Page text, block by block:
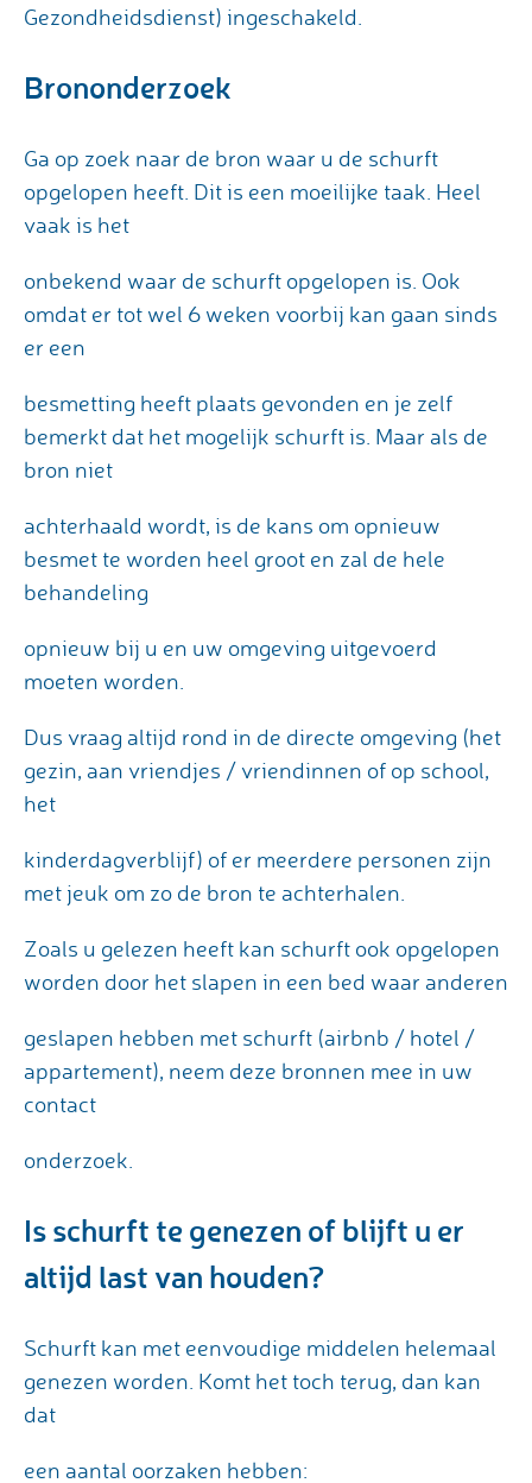
Gezondheidsdienst) ingeschakeld.
Brononderzoek
Ga op zoek naar de bron waar u de schurft
opgelopen heeft. Dit is een moeilijke taak. Heel
vaak is het
onbekend waar de schurft opgelopen is. Ook
omdat er tot wel 6 weken voorbij kan gaan sinds
er een
besmetting heeft plaats gevonden en je zelf
bemerkt dat het mogelijk schurft is. Maar als de
bron niet
achterhaald wordt, is de kans om opnieuw
besmet te worden heel groot en zal de hele
behandeling
opnieuw bij u en uw omgeving uitgevoerd
moeten worden.
Dus vraag altijd rond in de directe omgeving (het
gezin, aan vriendjes / vriendinnen of op school,
het
kinderdagverblijf) of er meerdere personen zijn
met jeuk om zo de bron te achterhalen.
Zoals u gelezen heeft kan schurft ook opgelopen
worden door het slapen in een bed waar anderen
geslapen hebben met schurft (airbnb / hotel /
appartement), neem deze bronnen mee in uw
contact
onderzoek.
Is schurft te genezen of blijft u er
altijd last van houden?
Schurft kan met eenvoudige middelen helemaal
genezen worden. Komt het toch terug, dan kan
dat
een aantal oorzaken hebben: